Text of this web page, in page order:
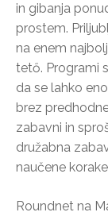
in gibanja
prostem.
na enem
tető. Programi
da se lahko
brez
zabavni in
družabna
naučene
Roundnet na